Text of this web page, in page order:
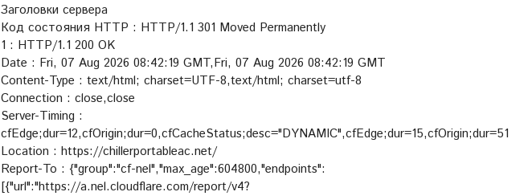
Заголовки сервера
Код состояния HTTP : HTTP/1.1 301 Moved Permanently
1 : HTTP/1.1 200 OK
Date : Fri, 07 Aug 2026 08:42:19 GMT,Fri, 07 Aug 2026 08:42:19 GMT
Content-Type : text/html; charset=UTF-8,text/html; charset=utf-8
Connection : close,close
Server-Timing :
cfEdge;dur=12,cfOrigin;dur=0,cfCacheStatus;desc="DYNAMIC",cfEdge;dur=15,cfOrigin;dur=51
Location : https://chillerportableac.net/
Report-To : {"group":"cf-nel","max_age":604800,"endpoints":
[{"url":"https://a.nel.cloudflare.com/report/v4?